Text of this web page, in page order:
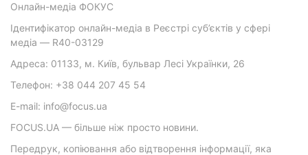
Онлайн-медіа ФОКУС
Ідентифікатор онлайн-медіа в Реєстрі суб’єктів у сфері
медіа — R40-03129
Адреса: 01133, м. Київ, бульвар Лесі Українки, 26
Телефон: +38 044 207 45 54
E-mail: info@focus.ua
FOCUS.UA — більше ніж просто новини.
Передрук, копіювання або відтворення інформації, яка